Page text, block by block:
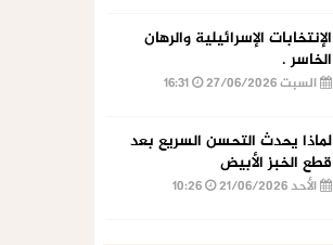
الإنتخابات الإسرائيلية والرهان
الخاسر .
السبت 27/06/2026
لماذا يحدث التحسن السريع بعد
قطع الخبز الأبيض
الأحد 21/06/2026